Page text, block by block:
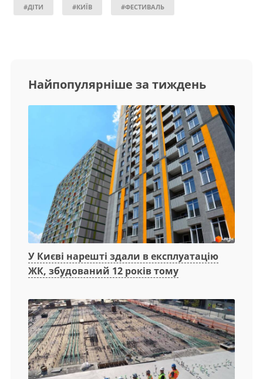
#ДІТИ #КИЇВ #ФЕСТИВАЛЬ
Найпопулярніше за тиждень
У Києві нарешті здали в експлуатацію
ЖК, збудований 12 років тому